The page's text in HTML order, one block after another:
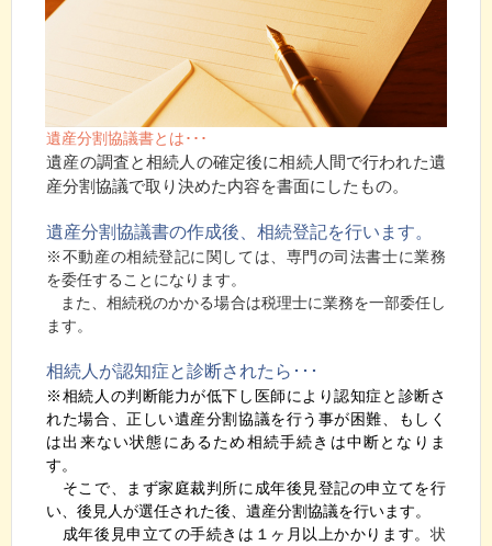
遺産分割協議書とは･･･
遺産の調査と相続人の確定後に相続人間で行われた遺
産分割協議で取り決めた内容を書面にしたもの。
遺産分割協議書の作成後、相続登記を行います。
※不動産の相続登記に関しては、専門の司法書士に業務
を委任することになります。
また、相続税のかかる場合は税理士に業務を一部委任し
ます。
相続人が認知症と診断されたら･･ ･
※相続人の判断能力が低下し医師により認知症と診断さ
れた場合、正しい遺産分割協議を行う事が困難、もしく
は出来ない状態にあるため相続手続きは中断となりま
す。
そこで、まず家庭裁判所に成年後見登記の申立てを行
い、後見人が選任された後、遺産分割協議を行います。
成年後見申立ての手続きは１ヶ月以上かかります。 状